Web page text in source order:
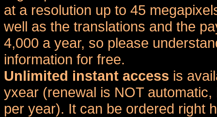
at a resolution up to 45
well as the translations and the
4,000 a year, so please
information for free.
Unlimited instant access is
yxear (renewal is NOT
per year). It can be ordered right